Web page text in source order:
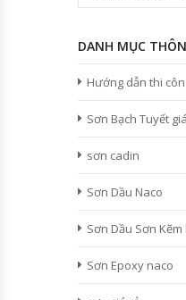
DANH MỤC
Hướng dẫn thi
Sơn Bạch Tuyết
sơn cadin
Sơn Dầu Naco
Sơn Dầu Sơn Kẽm
Sơn Epoxy naco